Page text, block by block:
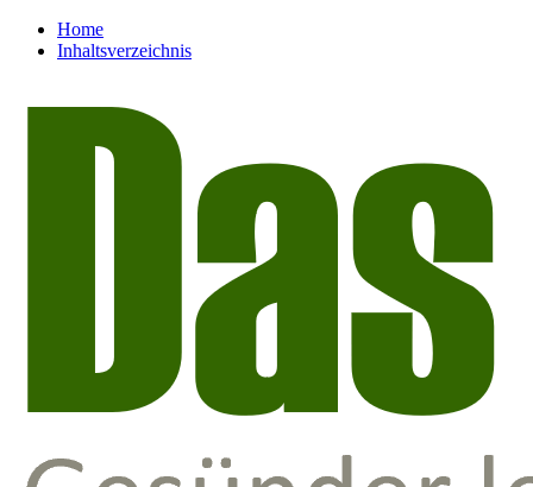
Home
Inhaltsverzeichnis